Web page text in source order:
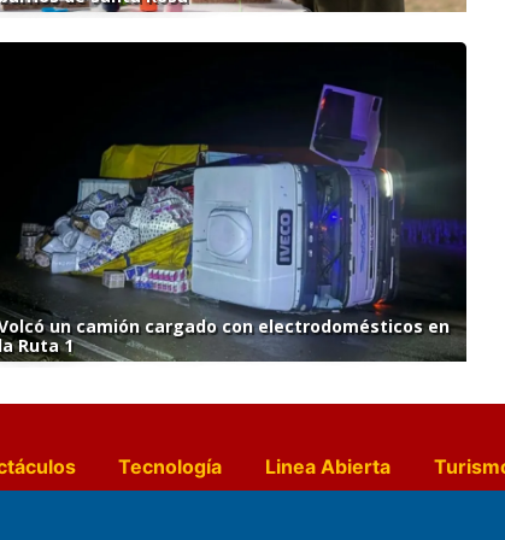
un camión cargado con electrodomésticos en
Ruta 1
Tecnología Linea Abierta